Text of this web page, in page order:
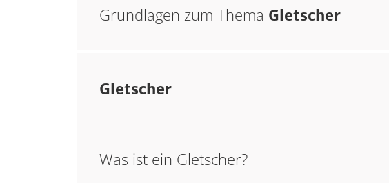
Grundlagen zum Thema Gletscher
Gletscher
Was ist ein Gletscher?